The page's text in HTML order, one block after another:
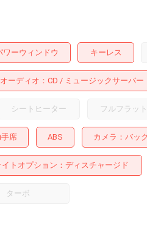
ワーウィンドウ キーレス
オーディオ CD ミュージックサーバー
シートヒーター フルフラッ
席 ABS カメラ バック
トオプション ディスチャージド
ターボ